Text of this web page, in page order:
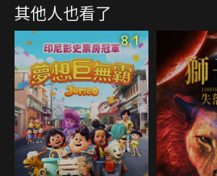
園」，阿方索察覺異狀，聯手鄰居
深入森林追查真相，而卡拉斯科緊
代價阻止他們。
其他人也看了
8.1